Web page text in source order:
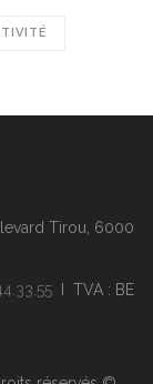
Tirou, 6000
I TVA : BE